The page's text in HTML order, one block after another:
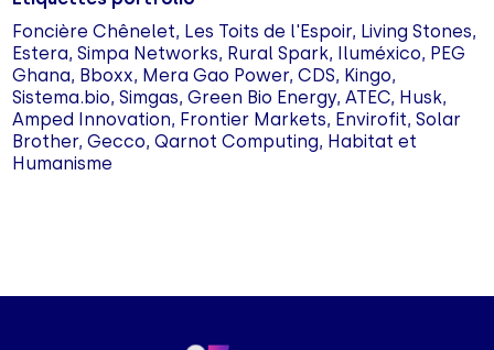
Foncière Chênelet, Les Toits de l'Espoir, Living Stones,
Estera, Simpa Networks, Rural Spark, Iluméxico, PEG
Ghana, Bboxx, Mera Gao Power, CDS, Kingo,
Sistema.bio, Simgas, Green Bio Energy, ATEC, Husk,
Amped Innovation, Frontier Markets, Envirofit, Solar
Brother, Gecco, Qarnot Computing, Habitat et
Humanisme